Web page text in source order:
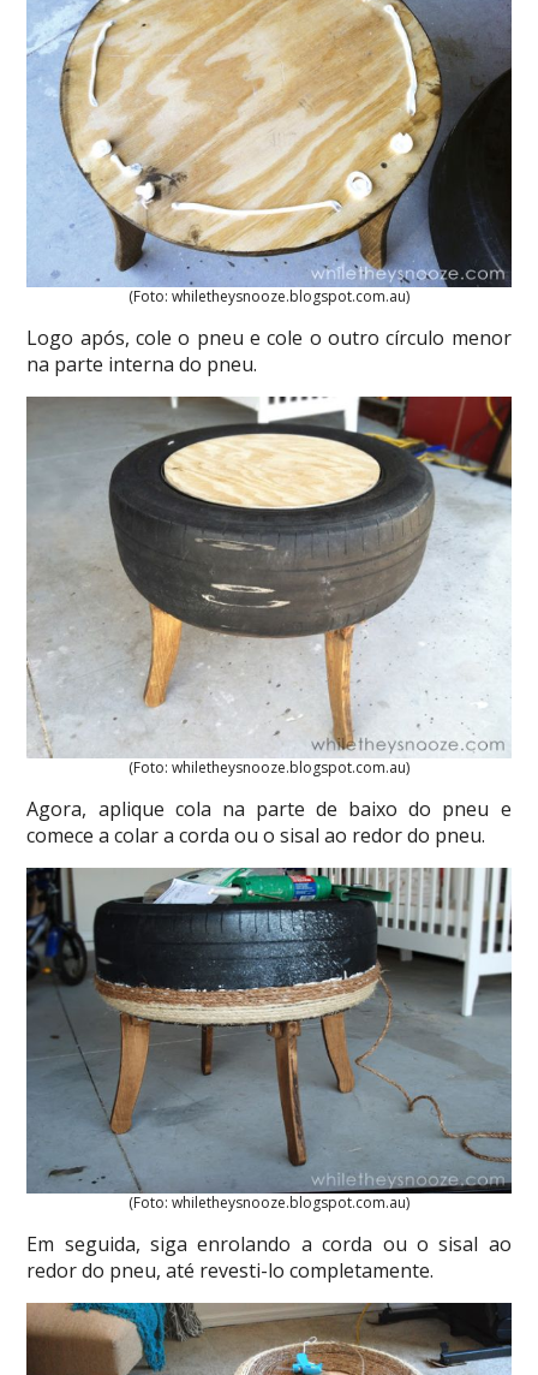
(Foto: whiletheysnooze.blogspot.com.au)
Logo após, cole o pneu e cole o outro círculo menor
na parte interna do pneu.
(Foto: whiletheysnooze.blogspot.com.au)
Agora, aplique cola na parte de baixo do pneu e
comece a colar a corda ou o sisal ao redor do pneu.
(Foto: whiletheysnooze.blogspot.com.au)
Em seguida, siga enrolando a corda ou o sisal ao
redor do pneu, até revesti-lo completamente.